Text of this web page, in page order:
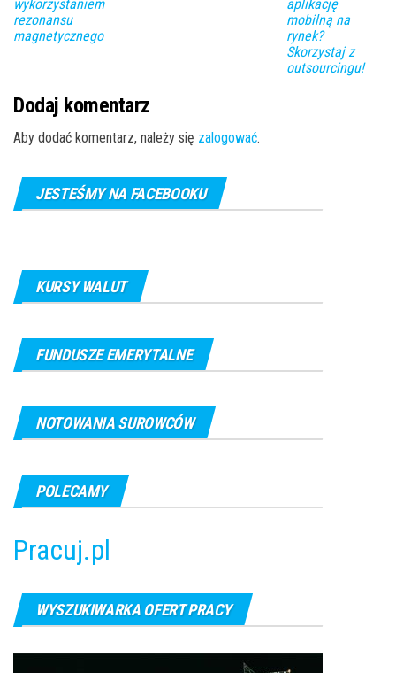
wykorzystaniem
rezonansu
magnetycznego
aplikację
mobilną na
rynek?
Skorzystaj z
outsourcingu!
Dodaj komentarz
Aby dodać komentarz, należy się zalogować.
JESTEŚMY NA FACEBOOKU
KURSY WALUT
FUNDUSZE EMERYTALNE
NOTOWANIA SUROWCÓW
POLECAMY
Pracuj.pl
WYSZUKIWARKA OFERT PRACY